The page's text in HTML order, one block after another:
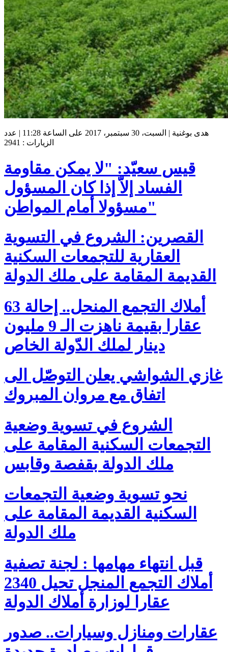
هدى بوغنية | السبت، 30 سبتمبر، 2017 على الساعة 11:28 | عدد
الزيارات : 2941
قيس سعيّد: "لا يمكن مقاومة
الفساد إلاّ إذا كان المسؤول
مسؤولا أمام المواطن"
القصرين: الشروع في التسوية
العقارية للتجمعات السكنية
القديمة المقامة على ملك الدولة
أملاك التجمع المنحل.. إحالة 63
عقارا بقيمة ناهزت الـ 9 مليون
دينار لملك الدّولة الخاص
غازي الشواشي يعلن التوصّل الى
اتفاق مع مروان المبروك
الشروع في تسوية وضعية
التجمعات السكنية المقامة على
ملك الدولة بقفصة وقابس
نحو تسوية وضعية التجمعات
السكنية القديمة المقامة على
ملك الدولة
قبل انتهاء مهامها : لجنة تصفية
أملاك التجمع المنجل تحيل 2340
عقارا لوزارة أملاك الدولة
عقارات ومنازل وسيارات.. صدور